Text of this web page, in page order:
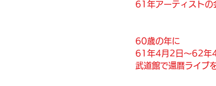
61年アーティストの
60歳の年に
61年4月2日〜62年4
武道館で還暦ライブ